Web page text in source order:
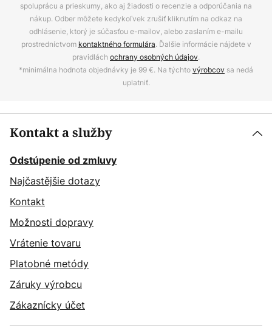
spoluprácu a prieskumy, ako aj žiadosti o recenzie a odporúčania na
nákup. Odber môžete kedykoľvek zrušiť kliknutím na odkaz na
odhlásenie, ktorý je súčasťou e-mailov, alebo zaslaním e-mailu
prostredníctvom kontaktného formulára. Ďalšie informácie nájdete v
pravidlách ochrany osobných údajov.
*minimálna hodnota objednávky je 99 €. Na týchtovýrobcov sa nedá
uplatniť.
Kontakt a služby
Odstúpenie od zmluvy
Najčastějšie dotazy
Kontakt
Možnosti dopravy
Vrátenie tovaru
Platobné metódy
Záruky výrobcu
Zákaznícky účet